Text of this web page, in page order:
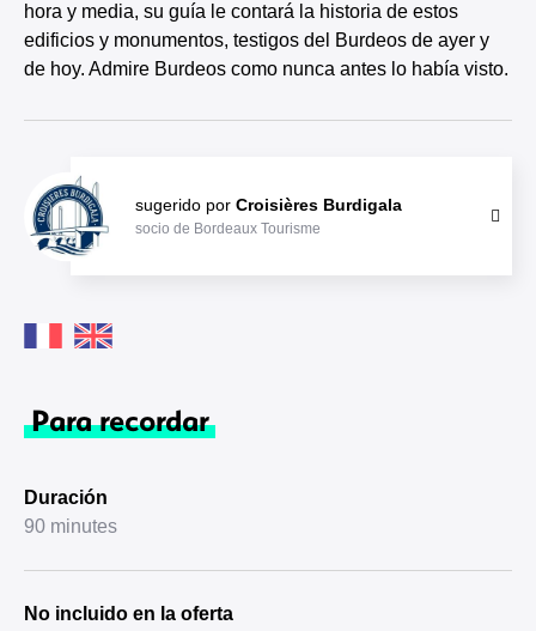
hora y media, su guía le contará la historia de estos
edificios y monumentos, testigos del Burdeos de ayer y
de hoy. Admire Burdeos como nunca antes lo había visto.
sugerido por Croisières Burdigala
socio de Bordeaux Tourisme
Para recordar
Duración
90 minutes
No incluido en la oferta